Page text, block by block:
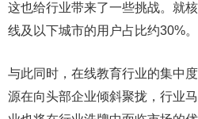
这也给行业带来了一些挑战。就
线及以下城市的用户占比约30%。
与此同时，在线教育行业的集中
源在向头部企业倾斜聚拢，行业